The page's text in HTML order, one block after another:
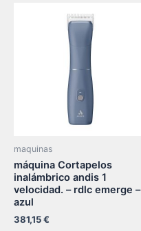
maquinas
máquina Cortapelos
inalámbrico andis 1
velocidad. – rdlc emerge –
azul
381,15€